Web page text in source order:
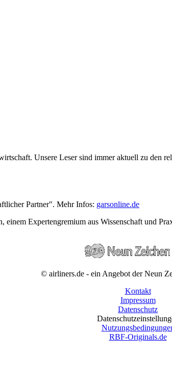
Unsere Leser sind immer aktuell zu den
Partner". Mehr Infos: garsonline.de
Expertengremium aus Wissenschaft und
© airliners.de - ein Angebot der Neun
Kontakt
Impressum
Datenschutz
RBF-Originals.de